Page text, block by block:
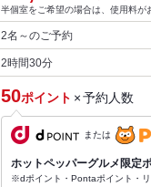
半個室をご希望の場合は、使用料が
2名～のご予約
2時間30分
50ポイント ×予約人数
または
ホットペッパーグルメ限定
※dポイント・Pontaポイント・リ